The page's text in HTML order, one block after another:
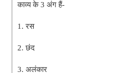
काव्य के 3 अंग हैं-
1. रस
2. छंद
3. अलंकार